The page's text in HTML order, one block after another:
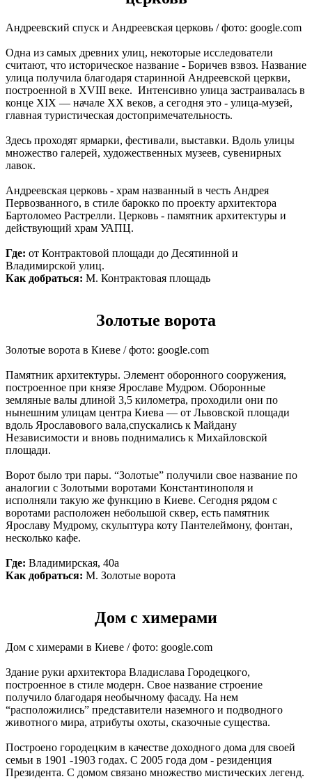
Андреевский спуск и Андреевская церковь / фото: google.com
Одна из самых древних улиц, некоторые исследователи
считают, что историческое название - Боричев взвоз. Название
улица получила благодаря старинной Андреевской церкви,
построенной в XVIII веке. Интенсивно улица застраивалась в
конце XIX — начале XX веков, а сегодня это - улица-музей,
главная туристическая достопримечательность.
Здесь проходят ярмарки, фестивали, выставки. Вдоль улицы
множество галерей, художественных музеев, сувенирных
лавок.
Андреевская церковь - храм названный в честь Андрея
Первозванного, в стиле барокко по проекту архитектора
Бартоломео Растрелли. Церковь - памятник архитектуры и
действующий храм УАПЦ.
Где: от Контрактовой площади до Десятинной и
Владимирской улиц.
Как добраться: М. Контрактовая площадь
Золотые ворота
Золотые ворота в Киеве / фото: google.com
Памятник архитектуры. Элемент оборонного сооружения,
построенное при князе Ярославе Мудром. Оборонные
земляные валы длиной 3,5 километра, проходили они по
нынешним улицам центра Киева — от Львовской площади
вдоль Ярославового вала,спускались к Майдану
Независимости и вновь поднимались к Михайловской
площади.
Ворот было три пары. “Золотые” получили свое название по
аналогии с Золотыми воротами Константинополя и
исполняли такую же функцию в Киеве. Сегодня рядом с
воротами расположен небольшой сквер, есть памятник
Ярославу Мудрому, скульптура коту Пантелеймону, фонтан,
несколько кафе.
Где: Владимирская, 40а
Как добраться: М. Золотые ворота
Дом с химерами
Дом с химерами в Киеве / фото: google.com
Здание руки архитектора Владислава Городецкого,
построенное в стиле модерн. Свое название строение
получило благодаря необычному фасаду. На нем
“расположились” представители наземного и подводного
животного мира, атрибуты охоты, сказочные существа.
Построено городецким в качестве доходного дома для своей
семьи в 1901 -1903 годах. С 2005 года дом - резиденция
Президента. С домом связано множество мистических легенд.